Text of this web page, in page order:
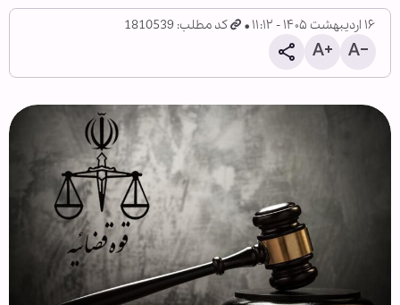
۱۶ اردیبهشت ۱۴۰۵ - ۱۱:۱۲ کد مطلب: 1810539